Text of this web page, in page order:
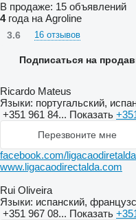
В продаже: 15 объявлений
4года на Agroline
3.6 16 отзывов
Подписаться на
Ricardo Mateus
Языки: португальский,
+351 961 84... Показать
Перезвоните мне
facebook.com/
www.ligacaodirectalda.com
Rui Oliveira
Языки: испанский,
+351 967 08... Показать